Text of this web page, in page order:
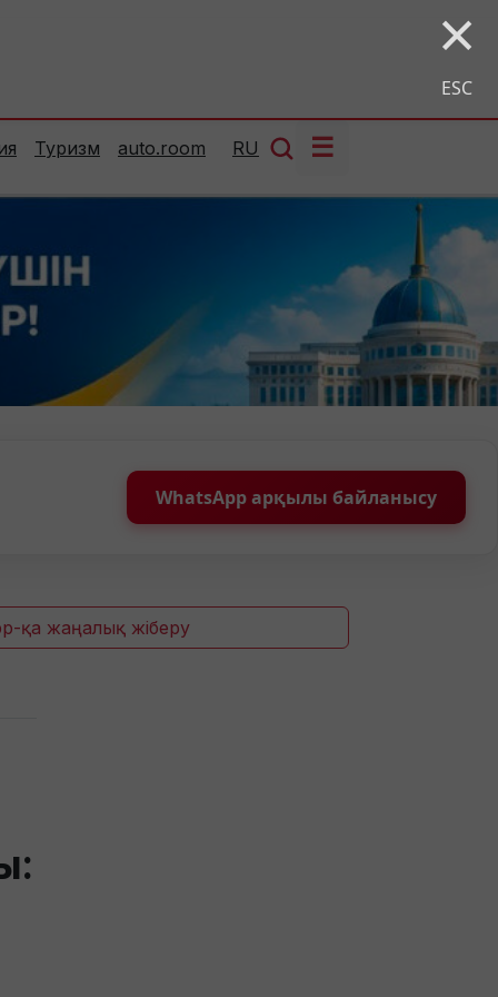
×
ESC
Туризм auto.room RU ☰
WhatsApp арқылы байланысу
қа жаңалық жіберу